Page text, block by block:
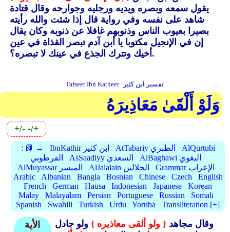
يقول سمعه وبصره ويديه ورجليه وجوارحه وقال قتادة
شاهد على نفسه وفي رواية قال إذا شئت والله رأيته
بصيرا بعيوب الناس وذنوبهم غافلا عن ذنوبه وكان يقال
إن في الإنجيل مكتوبا يا أبن آدم تبصر القذاة في عين
أخيك وتترك الجذع في عينك لا تبصره؟.
Tafseer Ibn Katheer تفسير ابن كثير
وَلَوْ أَلْقَىٰ مَعَاذِيرَهُ
+/- -/+
: 📗 → IbnKathir ابن كثير AtTabariy الطبري
AlQurtubi
القرطوبي
AsSaadiyy السعدي
AlBaghawi البغوي
AlMuyassar الميسر
AlJalalain الجلالين
Grammar الإعراب
Arabic
Albanian Bangla Bosnian Chinese Czech
English
French
German Hausa Indonesian Japanese
Korean
Malay
Malayalam Persian Portuguese Russian
Somali
Spanish
Swahili Turkish Urdu Yoruba Transliteration [+]
الأية
وقال مجاهد { ولو ألقى معاذيره }ولو جادل